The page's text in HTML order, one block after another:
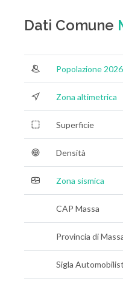
Dati Comune
Popolazione 2026
Zona altimetrica
Superficie
Densità
Zona sismica
CAP Massa
Provincia di
Sigla